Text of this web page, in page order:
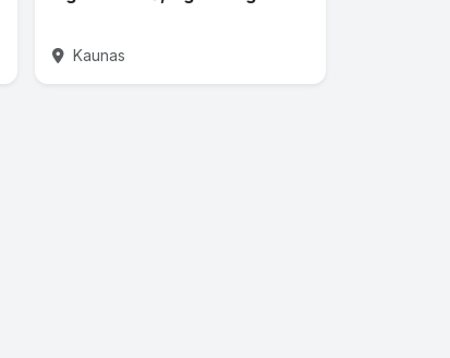
Kaunas